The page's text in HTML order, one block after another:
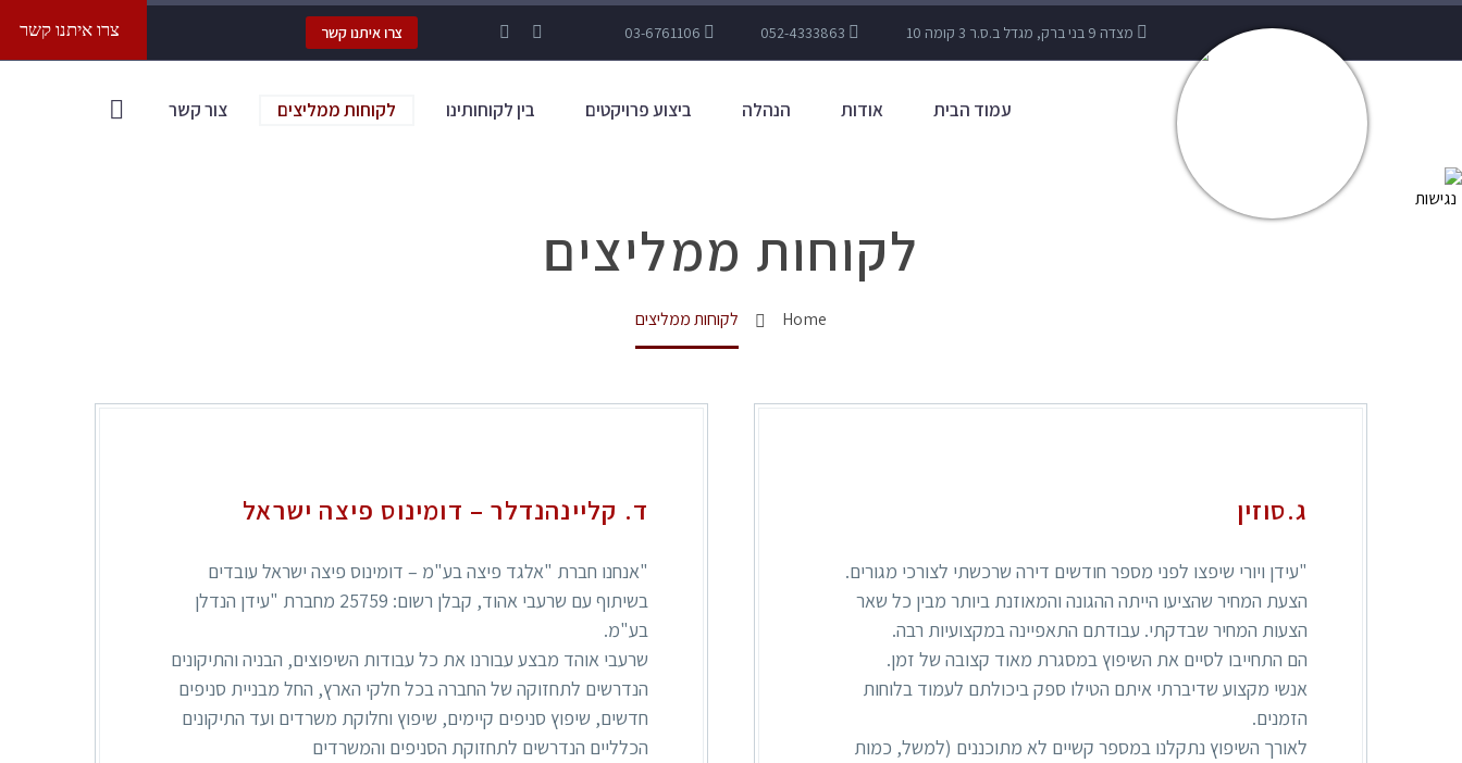
מצדה 9 בני ברק, מגדל ב.ס.ר 3 קומה 10 052-4333863
03-6761106 צרו איתנו קשר
עמוד הבית אודות הנהלה ביצוע פרויקטים בין לקוחותינו לקוחות ממליצים צור קשר
לקוחות ממליצים
Home לקוחות ממליצים
ד. קליינהנדלר – דומינוס פיצה ישראל
"אנחנו חברת "אלגד פיצה בע"מ – דומינוס פיצה ישראל עובדים
בשיתוף עם שרעבי אהוד, קבלן רשום: 25759 מחברת "עידן הנדלן
בע"מ.
שרעבי אוהד מבצע עבורנו את כל עבודות השיפוצים, הבניה והתיקונים
הנדרשים לתחזוקה של החברה בכל חלקי הארץ, החל מבניית סניפים
חדשים, שיפוץ סניפים קיימים, שיפוץ וחלוקת משרדים ועד התיקונים
הכלליים הנדרשים לתחזוקת הסניפים והמשרדים
ג.סוזין
"עידן ויורי שיפצו לפני מספר חודשים דירה שרכשתי לצורכי מגורים.
הצעת המחיר שהציעו הייתה ההגונה והמאוזנת ביותר מבין כל שאר
הצעות המחיר שבדקתי. עבודתם התאפיינה במקצועיות רבה.
הם התחייבו לסיים את השיפוץ במסגרת מאוד קצובה של זמן.
אנשי מקצוע שדיברתי איתם הטילו ספק ביכולתם לעמוד בלוחות
הזמנים.
לאורך השיפוץ נתקלנו במספר קשיים לא מתוכננים (למשל, כמות
צרו איתנו קשר